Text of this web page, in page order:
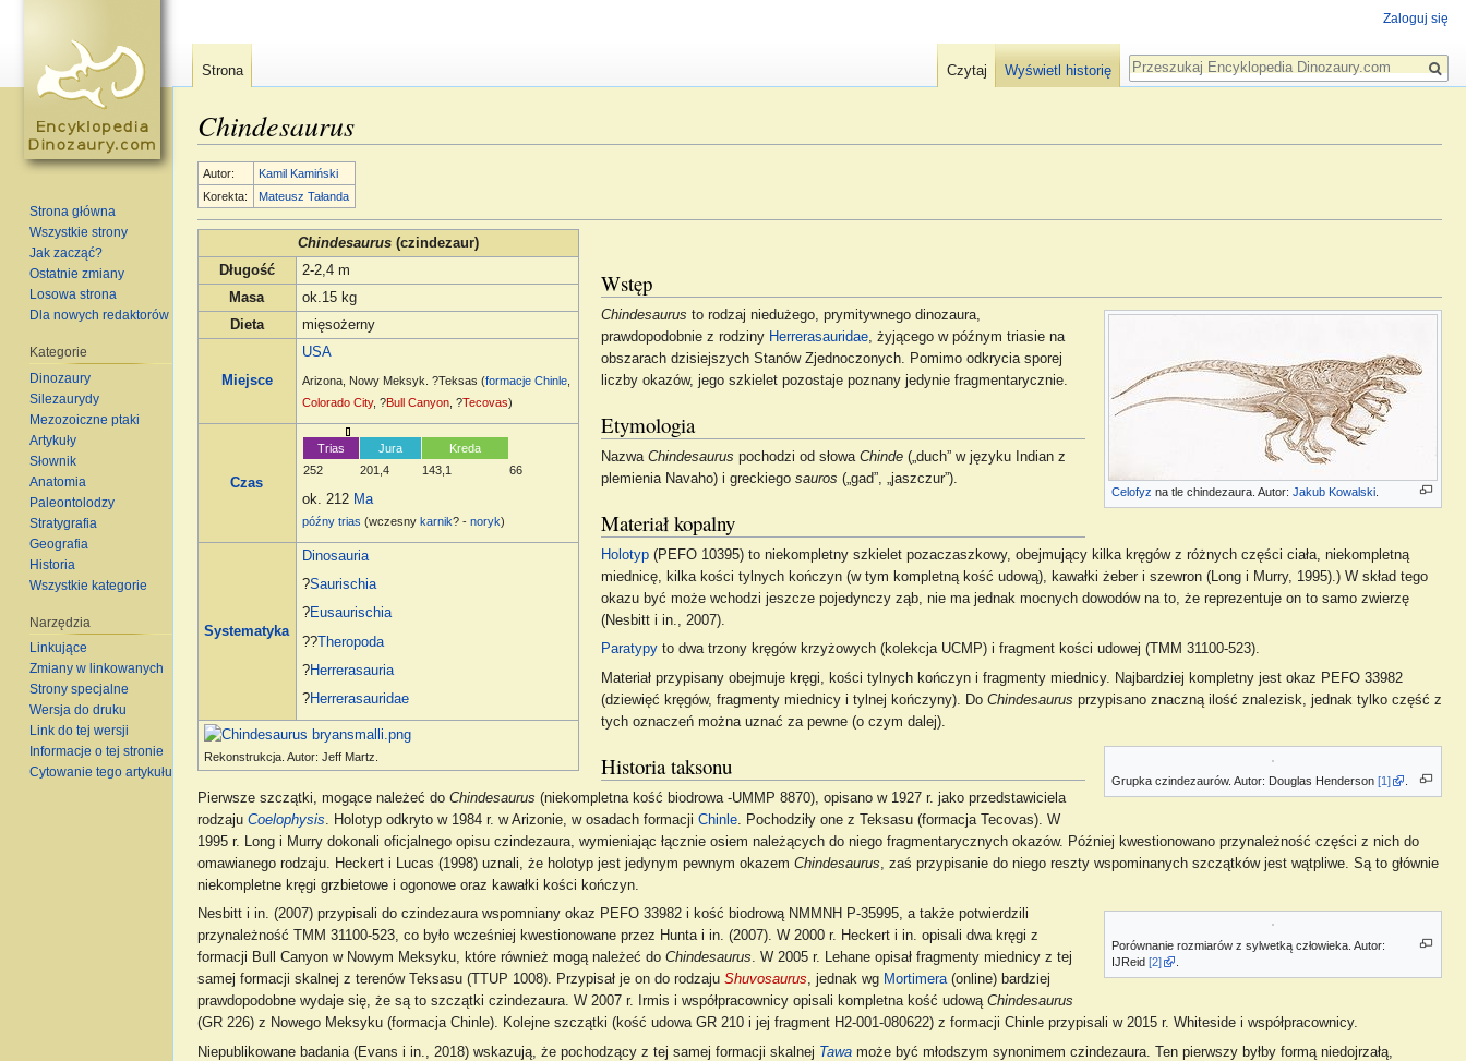
Chindesaurus
Autor:
Kamil Kamiński
Korekta:
Mateusz Tałanda
Chindesaurus(czindezaur)
Długość
2-2,4 m
Masa
ok.15 kg
Dieta
mięsożerny
Miejsce
USA
Arizona, Nowy Meksyk. ?Teksas (formacje Chinle
Colorado City, ?Bull Canyon , ?Tecovas)
Czas
Trias
252
Jura
201,4
Kreda
143,1
66
ok. 212 Ma
późny trias (wczesnykarnik? -noryk)
Systematyka
Dinosauria
?Saurischia
?Eusaurischia
??Theropoda
?Herrerasauria
?Herrerasauridae
Rekonstrukcja. Autor: Jeff Martz.
Wstęp
Celofyz na tle chindezaura. Autor:Jakub Kowalski
Chindesaurus to rodzaj niedużego, prymitywnego dinozaura,
prawdopodobnie z rodziny Herrerasauridae, żyjącego w późnym triasie na
obszarach dzisiejszych Stanów Zjednoczonych. Pomimo odkrycia sporej
liczby okazów, jego szkielet pozostaje poznany jedynie fragmentarycznie.
Etymologia
Nazwa Chindesaurus pochodzi od słowa Chinde(„duch” w języku Indian z
plemienia Navaho) i greckiego sauros („gad”, „jaszczur”).
Materiał kopalny
Holotyp(PEFO 10395) to niekompletny szkielet pozaczaszkowy, obejmujący kilka kręgów z różnych części ciała, niekompletną
miednicę, kilka kości tylnych kończyn (w tym kompletną kość udową), kawałki żeber i szewron (Long i Murry, 1995).) W skład tego
okazu być może wchodzi jeszcze pojedynczy ząb, nie ma jednak mocnych dowodów na to, że reprezentuje on to samo zwierzę
(Nesbitt i in., 2007).
Paratypyto dwa trzony kręgów krzyżowych (kolekcja UCMP) i fragment kości udowej (TMM 31100-523).
Materiał przypisany obejmuje kręgi, kości tylnych kończyn i fragmenty miednicy. Najbardziej kompletny jest okaz PEFO 33982
(dziewięć kręgów, fragmenty miednicy i tylnej kończyny). Do Chindesaurus przypisano znaczną ilość znalezisk, jednak tylko część z
tych oznaczeń można uznać za pewne (o czym dalej).
Grupka czindezaurów. Autor: Douglas Henderson [1]
Historia taksonu
Pierwsze szczątki, mogące należeć do Chindesaurus (niekompletna kość biodrowa -UMMP 8870), opisano w 1927 r. jako przedstawiciela
rodzaju Coelophysis. Holotyp odkryto w 1984 r. w Arizonie, w osadach formacji Chinle. Pochodziły one z Teksasu (formacja Tecovas). W
1995 r. Long i Murry dokonali oficjalnego opisu czindezaura, wymieniając łącznie osiem należących do niego fragmentarycznych okazów. Później kwestionowano przynależność części z nich do
omawianego rodzaju. Heckert i Lucas (1998) uznali, że holotyp jest jedynym pewnym okazem Chindesaurus, zaś przypisanie do niego reszty wspominanych szczątków jest wątpliwe. Są to głównie
niekompletne kręgi grzbietowe i ogonowe oraz kawałki kości kończyn.
Porównanie rozmiarów z sylwetką człowieka. Autor:
IJReid[2]
Nesbitt i in. (2007) przypisali do czindezaura wspomniany okaz PEFO 33982 i kość biodrową NMMNH P-35995, a także potwierdzili
przynależność TMM 31100-523, co było wcześniej kwestionowane przez Hunta i in. (2007). W 2000 r. Heckert i in. opisali dwa kręgi z
formacji Bull Canyon w Nowym Meksyku, które również mogą należeć do Chindesaurus. W 2005 r. Lehane opisał fragmenty miednicy z tej
samej formacji skalnej z terenów Teksasu (TTUP 1008). Przypisał je on do rodzaju Shuvosaurus, jednak wg Mortimera(online) bardziej
prawdopodobne wydaje się, że są to szczątki czindezaura. W 2007 r. Irmis i współpracownicy opisali kompletna kość udową Chindesaurus
(GR 226) z Nowego Meksyku (formacja Chinle). Kolejne szczątki (kość udowa GR 210 i jej fragment H2-001-080622) z formacji Chinle przypisali w 2015 r. Whiteside i współpracownicy.
Niepublikowane badania (Evans i in., 2018) wskazują, że pochodzący z tej samej formacji skalnej Tawamoże być młodszym synonimem czindezaura. Ten pierwszy byłby formą niedojrzałą,
Zaloguj się
Strona Czytaj Wyświetl historię
Szukaj
Strona główna
Wszystkie strony
Jak zacząć?
Ostatnie zmiany
Losowa strona
Dla nowych redaktorów
Kategorie
Dinozaury
Silezaurydy
Mezozoiczne ptaki
Artykuły
Słownik
Anatomia
Paleontolodzy
Stratygrafia
Geografia
Historia
Wszystkie kategorie
Narzędzia
Linkujące
Zmiany w linkowanych
Strony specjalne
Wersja do druku
Link do tej wersji
Informacje o tej stronie
Cytowanie tego artykułu